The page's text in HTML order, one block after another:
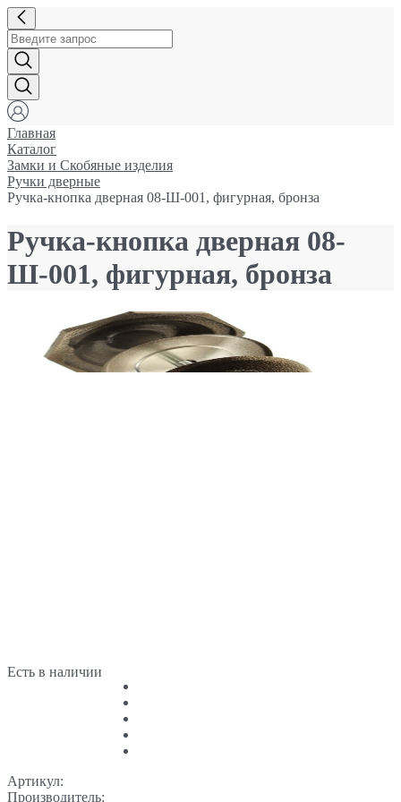
Главная
Каталог
Замки и Cкобяные изделия
Ручки дверные
Ручка-кнопка дверная 08-Ш-001, фигурная, бронза
Ручка-кнопка дверная 08-
Ш-001, фигурная, бронза
Есть в наличии
Артикул:
Производитель: